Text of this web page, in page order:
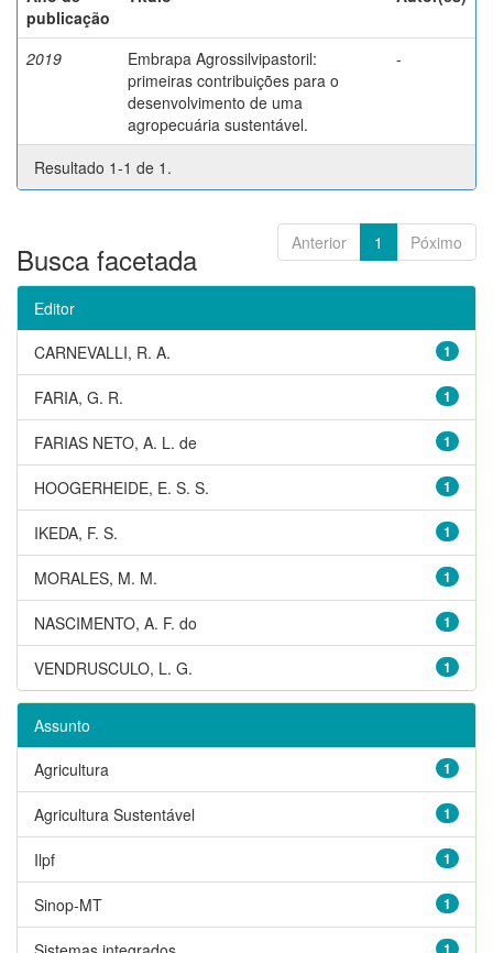
publicação
2019
Embrapa Agrossilvipastoril:
primeiras contribuições para o
desenvolvimento de uma
agropecuária sustentável.
-
Resultado 1-1 de 1.
Anterior 1 Póximo
Busca facetada
Editor
1
CARNEVALLI, R. A.
1
FARIA, G. R.
1
FARIAS NETO, A. L. de
1
HOOGERHEIDE, E. S. S.
1
IKEDA, F. S.
1
MORALES, M. M.
1
NASCIMENTO, A. F. do
1
VENDRUSCULO, L. G.
Assunto
1
Agricultura
1
Agricultura Sustentável
1
Ilpf
1
Sinop-MT
1